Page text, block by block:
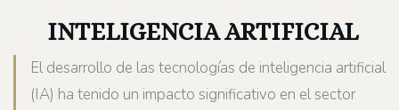
INTELIGENCIA ARTIFICIAL
El desarrollo de las tecnologías de inteligencia artificial
(IA) ha tenido un impacto significativo en el sector